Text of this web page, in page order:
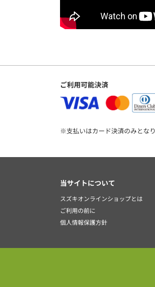
ご利用可能決済
※支払いはカード決済のみとなり
当サイトについて
スズキオンラインショップとは
ご利用の前に
個人情報保護方針